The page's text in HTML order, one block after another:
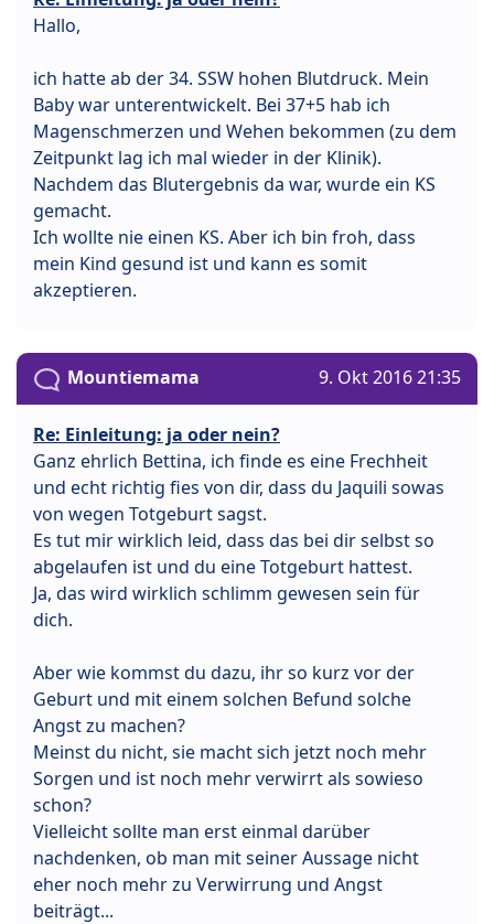
Hallo,
ich hatte ab der 34. SSW hohen Blutdruck. Mein
Baby war unterentwickelt. Bei 37+5 hab ich
Magenschmerzen und Wehen bekommen (zu dem
Zeitpunkt lag ich mal wieder in der Klinik).
Nachdem das Blutergebnis da war, wurde ein KS
gemacht.
Ich wollte nie einen KS. Aber ich bin froh, dass
mein Kind gesund ist und kann es somit
akzeptieren.
Mountiemama 9. Okt 2016 21:35
Re: Einleitung: ja oder nein?
Ganz ehrlich Bettina, ich finde es eine Frechheit
und echt richtig fies von dir, dass du Jaquili sowas
von wegen Totgeburt sagst.
Es tut mir wirklich leid, dass das bei dir selbst so
abgelaufen ist und du eine Totgeburt hattest.
Ja, das wird wirklich schlimm gewesen sein für
dich.
Aber wie kommst du dazu, ihr so kurz vor der
Geburt und mit einem solchen Befund solche
Angst zu machen?
Meinst du nicht, sie macht sich jetzt noch mehr
Sorgen und ist noch mehr verwirrt als sowieso
schon?
Vielleicht sollte man erst einmal darüber
nachdenken, ob man mit seiner Aussage nicht
eher noch mehr zu Verwirrung und Angst
beiträgt...